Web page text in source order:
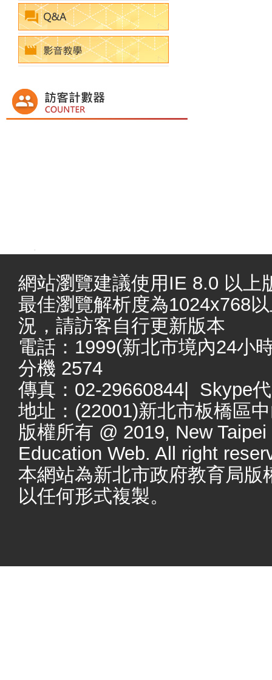
網站瀏覽建議使用IE 8.0 以上
最佳瀏覽解析度為1024x768
況，請訪客自行更新版本
電話：1999(新北市境內24小
分機 2574
傳真：02-29660844| Skype
地址：(22001)新北市板橋
版權所有 @ 2019, New
Education Web. All right
本網站為新北市政府教育局版
以任何形式複製。